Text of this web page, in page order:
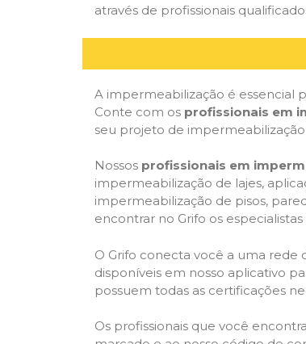
através de profissionais
A impermeabilização é essencial
Conte com os profissionais em
seu projeto de
Nossos profissionais em
impermeabilização de lajes,
impermeabilização de pisos,
encontrar no Grifo os
O Grifo conecta você a uma rede
disponíveis em nosso aplicativo
possuem todas as certificações
Os profissionais que você